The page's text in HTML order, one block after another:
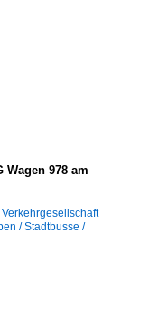
Wagen 978 am
/ Stadtbusse /